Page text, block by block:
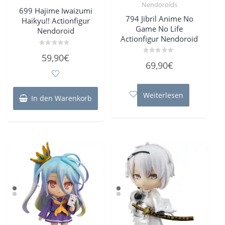
699 Hajime Iwaizumi
Haikyu!! Actionfigur
Nendoroid
mit
59,90€
In den Warenkorb
Nendoroids
794 Jibril Anime No
Game No Life
Actionfigur Nendoroid
mit
5
69,90€
Weiterlesen